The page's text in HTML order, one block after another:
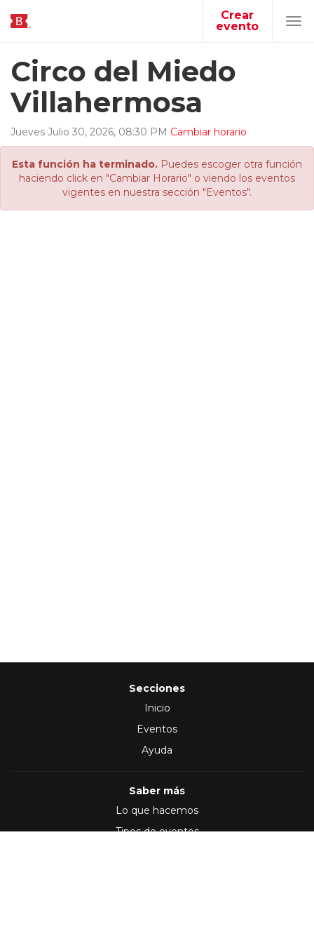
Crear
evento
Circo del Miedo
Villahermosa
Jueves Julio 30, 2026, 08:30 PM Cambiar horario
Esta función ha terminado. Puedes escoger otra función
haciendo click en "Cambiar Horario" o viendo los eventos
vigentes en nuestra sección "Eventos".
Secciones
Inicio
Eventos
Ayuda
Saber más
Lo que hacemos
Tipos de eventos